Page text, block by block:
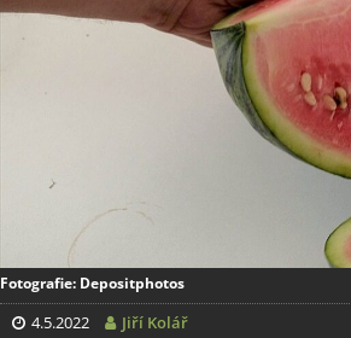
Fotografie: Depositphotos
4.5.2022 Jiří Kolář